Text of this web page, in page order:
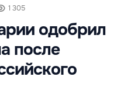
1 305
одобрил
после